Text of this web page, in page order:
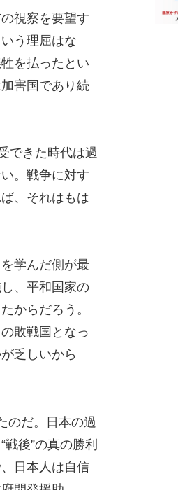
視察を要望す
う理屈はな
を払ったとい
害国であり続
できた時代は過
。戦争に対す
、それはもは
学んだ側が最
、平和国家の
からだろう。
敗戦国となっ
乏しいから
のだ。日本の過
後”の真の勝利
日本人は自信